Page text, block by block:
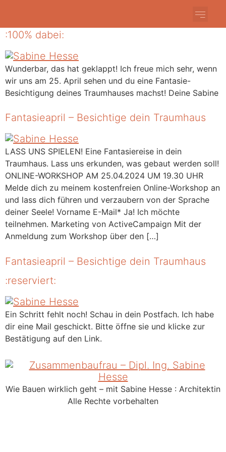
Fantasieapril – Besichtige dein Traumhaus
:100% dabei:
Wunderbar, das hat geklappt! Ich freue mich sehr, wenn
wir uns am 25. April sehen und du eine Fantasie-
Besichtigung deines Traumhauses machst! Deine Sabine
Fantasieapril – Besichtige dein Traumhaus
LASS UNS SPIELEN! Eine Fantasiereise in dein
Traumhaus. Lass uns erkunden, was gebaut werden soll!
ONLINE-WORKSHOP AM 25.04.2024 UM 19.30 UHR
Melde dich zu meinem kostenfreien Online-Workshop an
und lass dich führen und verzaubern von der Sprache
deiner Seele! Vorname E-Mail* Ja! Ich möchte
teilnehmen. Marketing von ActiveCampaign Mit der
Anmeldung zum Workshop über den […]
Fantasieapril – Besichtige dein Traumhaus
:reserviert:
Ein Schritt fehlt noch! Schau in dein Postfach. Ich habe
dir eine Mail geschickt. Bitte öffne sie und klicke zur
Bestätigung auf den Link.
Wie Bauen wirklich geht – mit Sabine Hesse : Architektin
Alle Rechte vorbehalten